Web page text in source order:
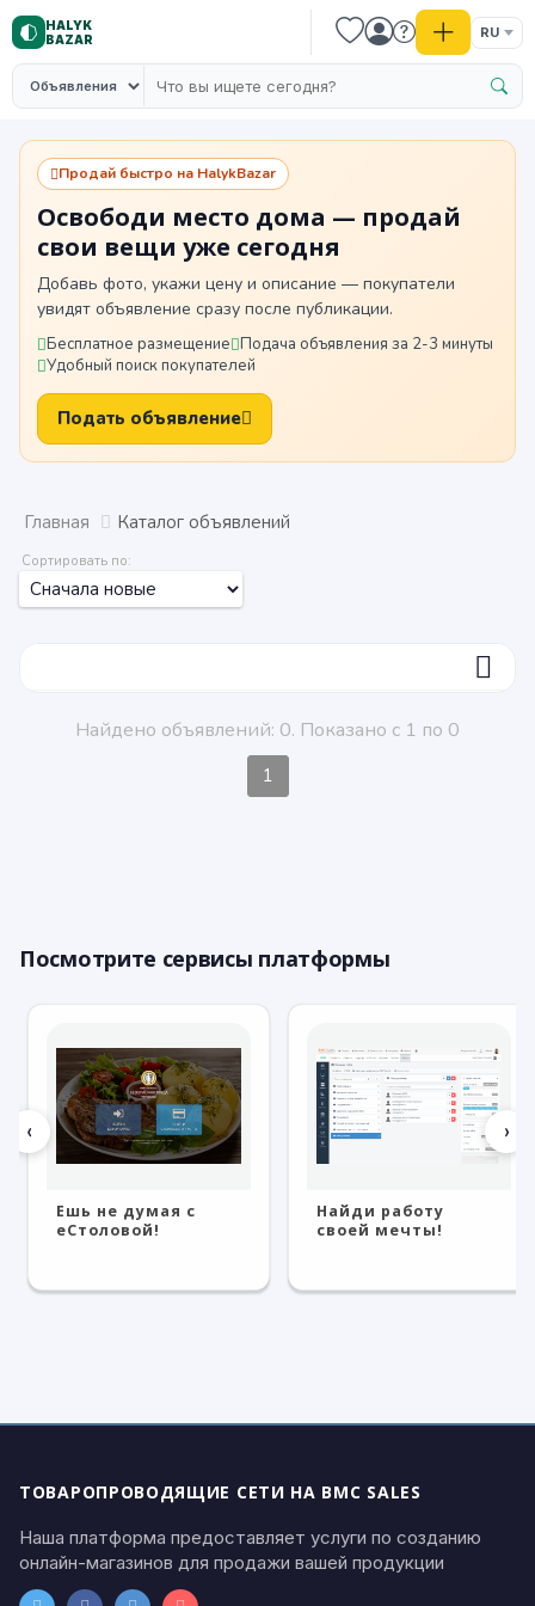
HALYK
BAZAR
RU
Продай быстро на HalykBazar
Освободи место дома — продай
свои вещи уже сегодня
Добавь фото, укажи цену и описание — покупатели
увидят объявление сразу после публикации.
Бесплатное размещение Подача объявления за 2-3 минуты
Удобный поиск покупателей
Подать объявление
Главная Каталог объявлений
Сортировать по:
Найдено объявлений: 0. Показано с 1 по 0
1
Посмотрите сервисы платформы
‹
Ешь не думая с
eСтоловой!
Найди работу
своей мечты!
›
ТОВАРОПРОВОДЯЩИЕ СЕТИ НА BMC SALES
Наша платформа предоставляет услуги по созданию
онлайн-магазинов для продажи вашей продукции